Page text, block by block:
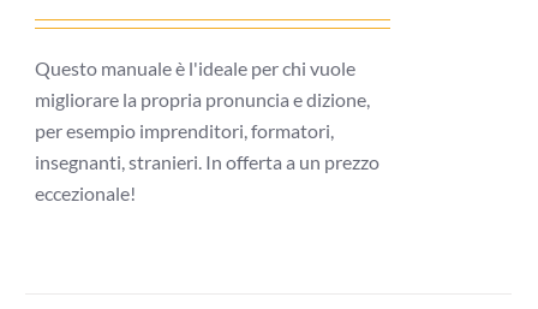
Questo manuale è l'ideale per chi vuole
migliorare la propria pronuncia e dizione,
per esempio imprenditori, formatori,
insegnanti, stranieri. In offerta a un prezzo
eccezionale!